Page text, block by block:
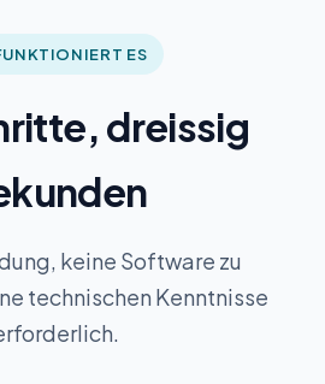
ES
dreissig
keine Software zu
technischen Kenntnisse